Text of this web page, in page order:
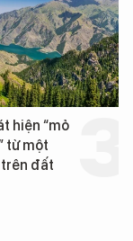
dự án bất động
Nẵng sắp bị kiểm